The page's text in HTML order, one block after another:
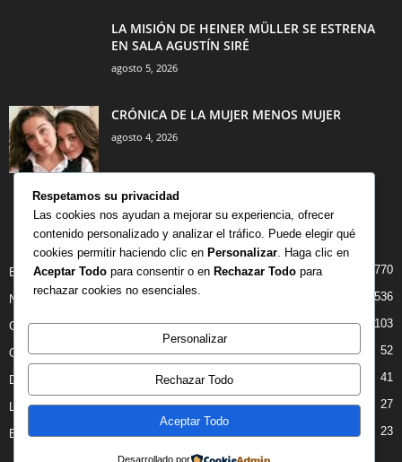
LA MISIÓN DE HEINER MÜLLER SE ESTRENA
EN SALA AGUSTÍN SIRÉ
agosto 5, 2026
CRÓNICA DE LA MUJER MENOS MUJER
agosto 4, 2026
CATEGORÍA POPULAR
BIBLIOTECA 770
NOTICIAS 536
CRITICAS 103
OPINION 52
DANZA 41
LIBROS 27
ENTREVISTAS 23
Respetamos su privacidad
Las cookies nos ayudan a mejorar su experiencia, ofrecer
contenido personalizado y analizar el tráfico. Puede elegir qué
cookies permitir haciendo clic en Personalizar . Haga clic en
Aceptar Todo para consentir o en Rechazar Todo para
rechazar cookies no esenciales.
Personalizar
Rechazar Todo
Aceptar Todo
Desarrollado por